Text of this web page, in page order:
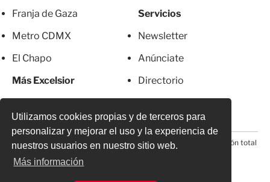
Utilizamos cookies propias y de terceros para
personalizar y mejorar el uso y la experiencia de
nuestros usuarios en nuestro sitio web.
Más información
Franja de Gaza
Metro CDMX
El Chapo
Más Excelsior
Servicios
Newsletter
Anúnciate
Directorio
© 2026 Todos los derechos reservados. Prohibida la reproducción total
o parcial, incluyendo cualquier medio electrónico*